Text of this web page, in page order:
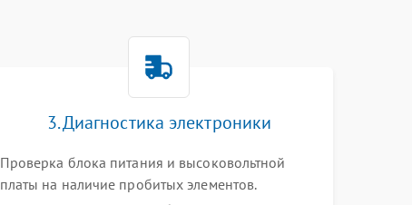
3. Диагностика электроники
Проверка блока питания и высоковольтной
платы на наличие пробитых элементов.